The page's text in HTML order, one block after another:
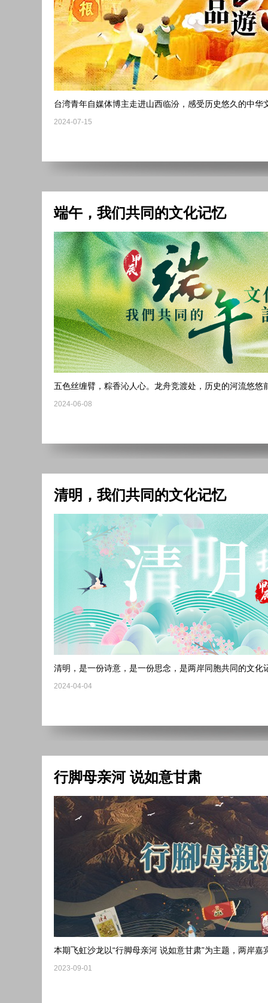
台湾青年自媒体博主走进山西临汾，感受历史悠久的中华
2024-07-15
端午，我们共同的文化记忆
五色丝缠臂，粽香沁人心。龙舟竞渡处，历史的河流悠悠
2024-06-08
清明，我们共同的文化记忆
清明，是一份诗意，是一份思念，是两岸同胞共同的文化
2024-04-04
行脚母亲河 说如意甘肃
本期飞虹沙龙以“行脚母亲河 说如意甘肃”为主题，两岸
2023-09-01